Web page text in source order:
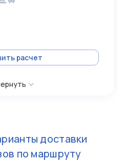
расчет
доставки
по маршруту